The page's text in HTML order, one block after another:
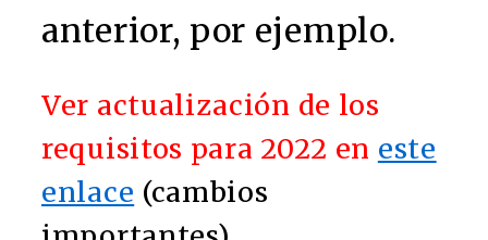
anterior, por ejemplo.
Ver actualización de los
requisitos para 2022 en este
enlace (cambios